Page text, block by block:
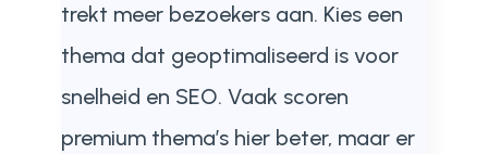
trekt meer bezoekers aan. Kies een
thema dat geoptimaliseerd is voor
snelheid en SEO. Vaak scoren
premium thema’s hier beter, maar er